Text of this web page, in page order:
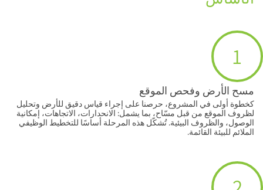
1
مسح الأرض وفحص الموقع
كخطوة أولى في المشروع، حرصنا على إجراء قياس دقيق للأرض وتحليل
لظروف الموقع من قبل مسّاح، بما يشمل: الانحدارات، الاتجاهات، إمكانية
الوصول، والظروف البيئية. تُشكّل هذه المرحلة أساسًا للتخطيط الوظيفي
الملائم للبيئة القائمة.